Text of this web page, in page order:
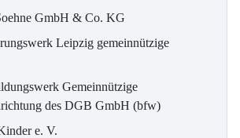
GmbH & Co. KG
Leipzig gemeinnützige
Gemeinnützige
des DGB GmbH (bfw)
e. V.